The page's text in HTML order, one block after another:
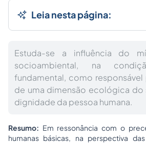
Leia nesta página:
Estuda-se a influência do
socioambiental, na
fundamental, como responsável
de uma dimensão ecológica do
dignidade da pessoa humana.
Resumo: Em ressonância com o
humanas básicas, na perspectiva